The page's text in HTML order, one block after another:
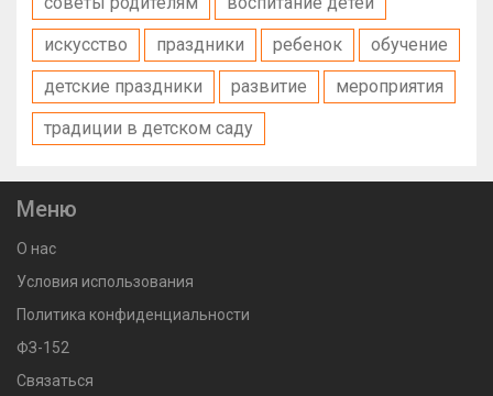
искусство
праздники ребенок
обучение
детские праздники
развитие
мероприятия
традиции в детском саду
Меню
О нас
Условия использования
Политика конфиденциальности
ФЗ-152
Связаться